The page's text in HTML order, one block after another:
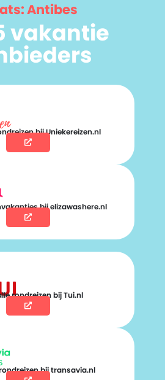
Antibes
vakantie
bij Uniekereizen.nl
bij elizawashere.nl
rondreizen bij Tui.nl
bij transavia.nl